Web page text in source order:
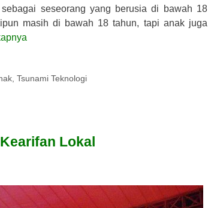
seseorang yang berusia di bawah 18
masih di bawah 18 tahun, tapi anak juga
,Tsunami Teknologi
Lokal